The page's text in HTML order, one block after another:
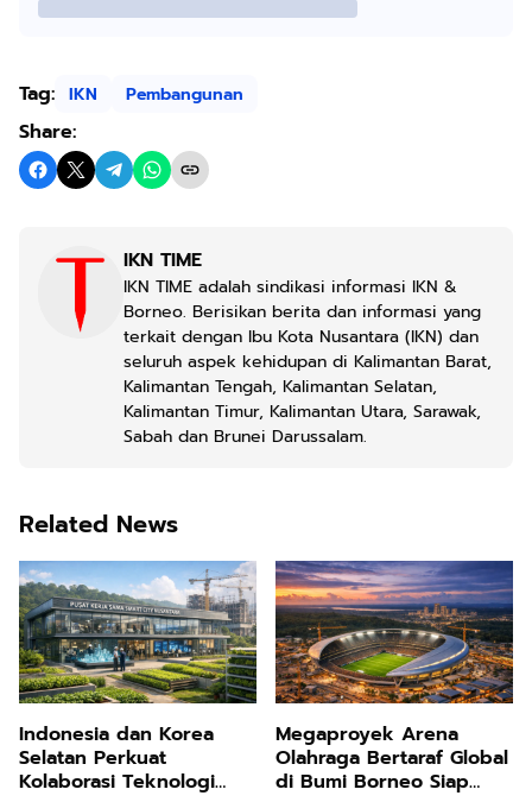
Tag: IKN Pembangunan
Share:
IKN TIME
IKN TIME adalah sindikasi informasi IKN &
Borneo. Berisikan berita dan informasi yang
terkait dengan Ibu Kota Nusantara (IKN) dan
seluruh aspek kehidupan di Kalimantan Barat,
Kalimantan Tengah, Kalimantan Selatan,
Kalimantan Timur, Kalimantan Utara, Sarawak,
Sabah dan Brunei Darussalam.
Related News
Indonesia dan Korea
Selatan Perkuat
Kolaborasi Teknologi
Megaproyek Arena
Olahraga Bertaraf Global
di Bumi Borneo Siap